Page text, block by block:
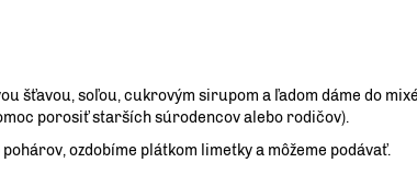
šťavou, soľou, cukrovým sirupom a ľadom dáme do
porosiť starších súrodencov alebo rodičov).
ozdobíme plátkom limetky a môžeme podávať.